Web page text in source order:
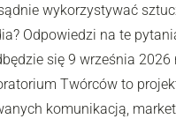
wykorzystywać
Odpowiedzi na te
się 9 września
Twórców to
komunikacją,